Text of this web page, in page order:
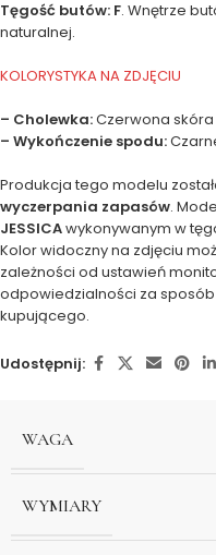
Tęgość butów: F. Wnętrze
naturalnej.
KOLORYSTYKA NA ZDJĘCIU
– Cholewka:Czerwona
– Wykończenie spodu:
Produkcja tego modelu
wyczerpania zapasów.
JESSICAwykonywanym w
Kolor widoczny na zdjęciu
zależności od ustawień
odpowiedzialności za
kupującego.
Udostępnij:
WAGA
WYMIARY